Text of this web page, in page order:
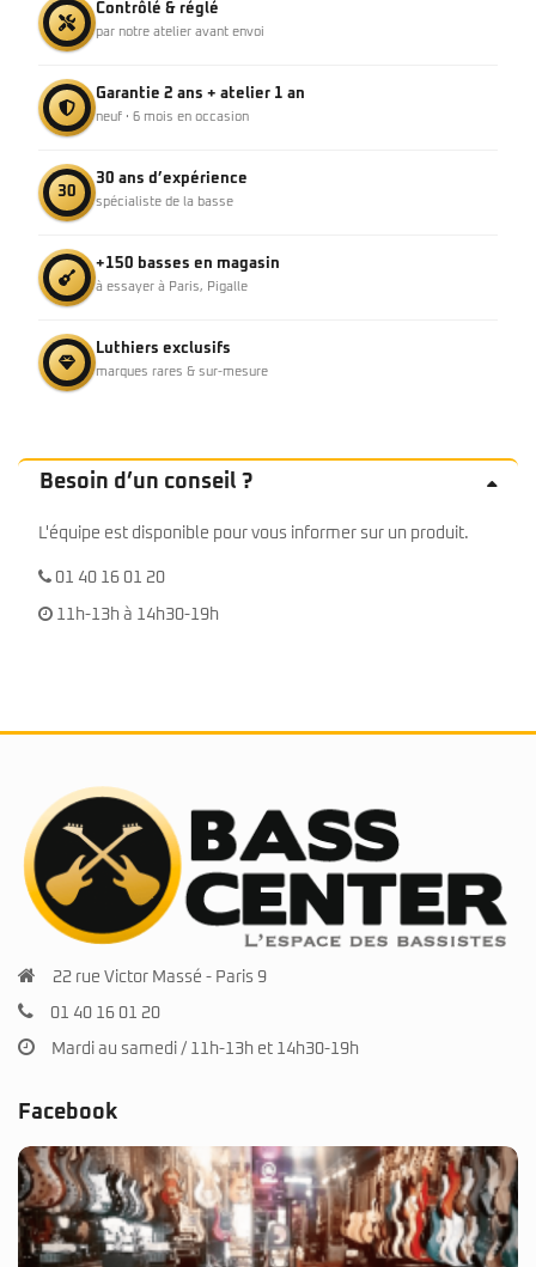
Contrôlé & réglé
par notre atelier avant envoi
Garantie 2 ans + atelier 1 an
neuf · 6 mois en occasion
30
30 ans d’expérience
spécialiste de la basse
+150 basses en magasin
à essayer à Paris, Pigalle
Luthiers exclusifs
marques rares & sur-mesure
Besoin d’un conseil ?
L'équipe est disponible pour vous informer sur un produit.
01 40 16 01 20
11h-13h à 14h30-19h
22 rue Victor Massé - Paris 9
01 40 16 01 20
Mardi au samedi / 11h-13h et 14h30-19h
Facebook